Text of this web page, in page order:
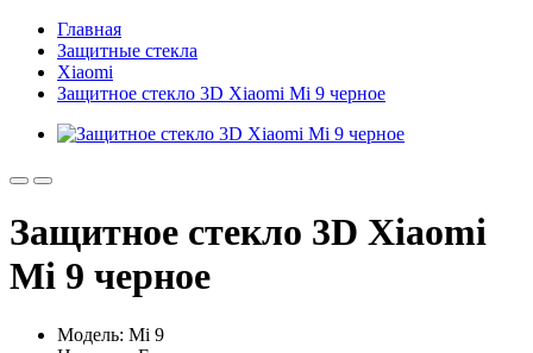
Главная
Защитные стекла
Xiaomi
Защитное стекло 3D Xiaomi Mi 9 черное
Защитное стекло 3D Xiaomi
Mi 9 черное
Модель: Mi 9